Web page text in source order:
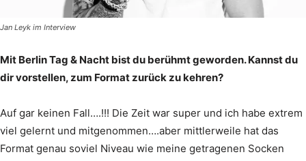
Jan Leyk im Interview
Mit Berlin Tag & Nacht bist du berühmt geworden. Kannst du
dir vorstellen, zum Format zurück zu kehren?
Auf gar keinen Fall….!!! Die Zeit war super und ich habe extrem
viel gelernt und mitgenommen….aber mittlerweile hat das
Format genau soviel Niveau wie meine getragenen Socken